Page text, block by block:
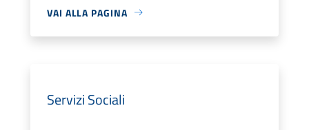
VAI ALLA PAGINA
Servizi Sociali